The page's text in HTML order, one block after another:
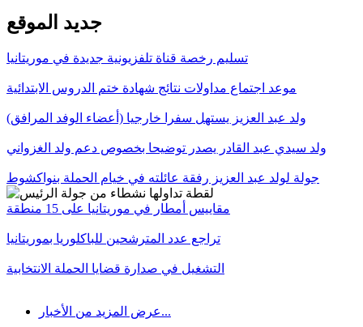
جديد الموقع
تسليم رخصة قناة تلفزيونية جديدة في موريتانيا
موعد اجتماع مداولات نتائج شهادة ختم الدروس الابتدائية
ولد عبد العزيز يستهل سفرا خارجيا (أعضاء الوفد المرافق)
ولد سيدي عبد القادر يصدر توضيحا بخصوص دعم ولد الغزواني
جولة لولد عبد العزيز رفقة عائلته في خيام الحملة بنواكشوط
مقاييس أمطار في موريتانيا على 15 منطقة
تراجع عدد المترشحين للباكلوريا بموريتانيا
التشغيل في صدارة قضايا الحملة الانتخابية
عرض المزيد من الأخبار...